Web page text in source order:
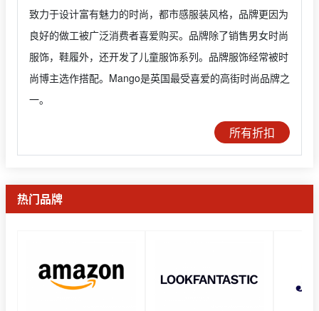
致力于设计富有魅力的时尚，都市感服装风格，品牌更因为
良好的做工被广泛消费者喜爱购买。品牌除了销售男女时尚
服饰，鞋履外，还开发了儿童服饰系列。品牌服饰经常被时
尚博主选作搭配。Mango是英国最受喜爱的高街时尚品牌之
一。
所有折扣
热门品牌